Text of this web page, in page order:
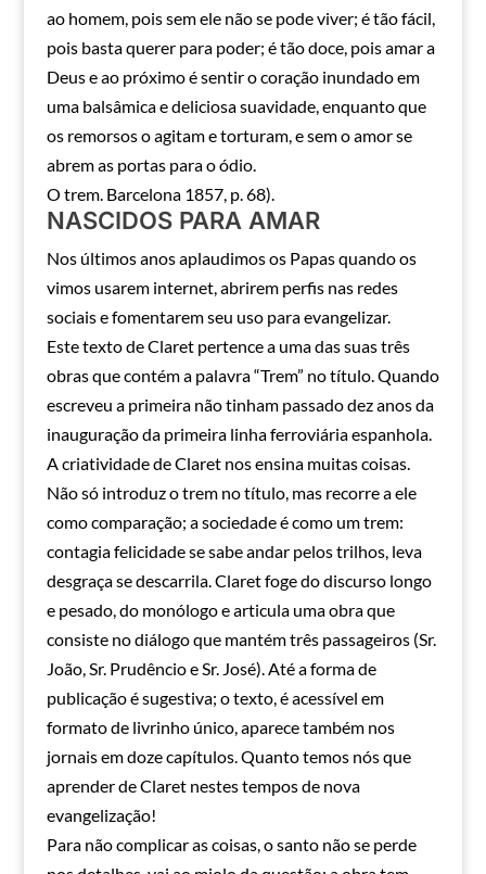
ao homem, pois sem ele não se pode viver; é tão fácil,
pois basta querer para poder; é tão doce, pois amar a
Deus e ao próximo é sentir o coração inundado em
uma balsâmica e deliciosa suavidade, enquanto que
os remorsos o agitam e torturam, e sem o amor se
abrem as portas para o ódio.
O trem. Barcelona 1857, p. 68).
NASCIDOS PARA AMAR
Nos últimos anos aplaudimos os Papas quando os
vimos usarem internet, abrirem perfis nas redes
sociais e fomentarem seu uso para evangelizar.
Este texto de Claret pertence a uma das suas três
obras que contém a palavra “Trem” no título. Quando
escreveu a primeira não tinham passado dez anos da
inauguração da primeira linha ferroviária espanhola.
A criatividade de Claret nos ensina muitas coisas.
Não só introduz o trem no título, mas recorre a ele
como comparação; a sociedade é como um trem:
contagia felicidade se sabe andar pelos trilhos, leva
desgraça se descarrila. Claret foge do discurso longo
e pesado, do monólogo e articula uma obra que
consiste no diálogo que mantém três passageiros (Sr.
João, Sr. Prudêncio e Sr. José). Até a forma de
publicação é sugestiva; o texto, é acessível em
formato de livrinho único, aparece também nos
jornais em doze capítulos. Quanto temos nós que
aprender de Claret nestes tempos de nova
evangelização!
Para não complicar as coisas, o santo não se perde